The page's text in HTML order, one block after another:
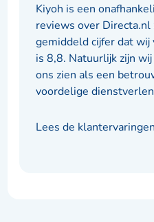
Kiyoh is een
reviews over
gemiddeld cijfer dat wij
is 8,8. Natuurlijk zijn
ons zien als een
voordelige
Lees de klantervaringen